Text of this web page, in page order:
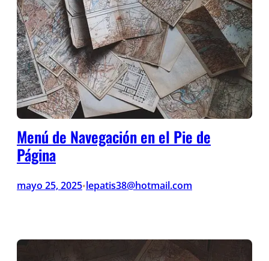
Menú de Navegación en el Pie de
Página
mayo 25, 2025•lepatis38@hotmail.com